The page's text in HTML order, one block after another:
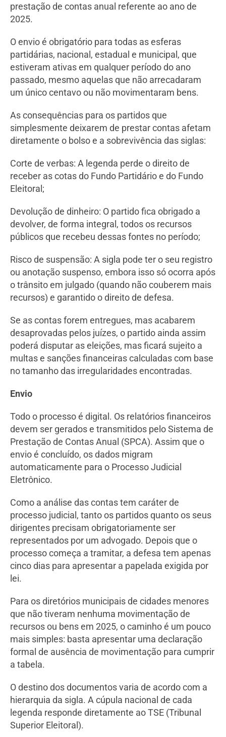
prestação de contas anual referente ao ano de
2025.
O envio é obrigatório para todas as esferas
partidárias, nacional, estadual e municipal, que
estiveram ativas em qualquer período do ano
passado, mesmo aquelas que não arrecadaram
um único centavo ou não movimentaram bens.
As consequências para os partidos que
simplesmente deixarem de prestar contas afetam
diretamente o bolso e a sobrevivência das siglas:
Corte de verbas: A legenda perde o direito de
receber as cotas do Fundo Partidário e do Fundo
Eleitoral;
Devolução de dinheiro: O partido fica obrigado a
devolver, de forma integral, todos os recursos
públicos que recebeu dessas fontes no período;
Risco de suspensão: A sigla pode ter o seu registro
ou anotação suspenso, embora isso só ocorra após
o trânsito em julgado (quando não couberem mais
recursos) e garantido o direito de defesa.
Se as contas forem entregues, mas acabarem
desaprovadas pelos juízes, o partido ainda assim
poderá disputar as eleições, mas ficará sujeito a
multas e sanções financeiras calculadas com base
no tamanho das irregularidades encontradas.
Envio
Todo o processo é digital. Os relatórios financeiros
devem ser gerados e transmitidos pelo Sistema de
Prestação de Contas Anual (SPCA). Assim que o
envio é concluído, os dados migram
automaticamente para o Processo Judicial
Eletrônico.
Como a análise das contas tem caráter de
processo judicial, tanto os partidos quanto os seus
dirigentes precisam obrigatoriamente ser
representados por um advogado. Depois que o
processo começa a tramitar, a defesa tem apenas
cinco dias para apresentar a papelada exigida por
lei.
Para os diretórios municipais de cidades menores
que não tiveram nenhuma movimentação de
recursos ou bens em 2025, o caminho é um pouco
mais simples: basta apresentar uma declaração
formal de ausência de movimentação para cumprir
a tabela.
O destino dos documentos varia de acordo com a
hierarquia da sigla. A cúpula nacional de cada
legenda responde diretamente ao TSE (Tribunal
Superior Eleitoral).